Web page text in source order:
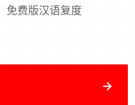
免费版汉语复度
→